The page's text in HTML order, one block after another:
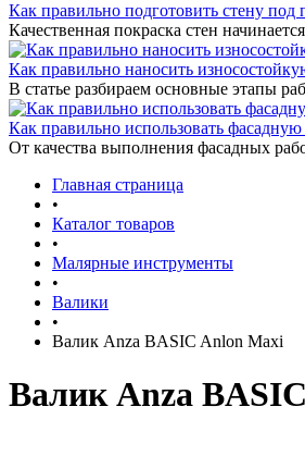
Как правильно подготовить стену под
Качественная покраска стен
Как правильно наносить
В статье разбираем основные этапы
Как правильно использовать фасадную
От качества выполнения фасадных
Главная страница
•
Каталог товаров
•
Малярные инструменты
•
Валики
•
Валик Anza BASIC Anlon Maxi
Валик Anza